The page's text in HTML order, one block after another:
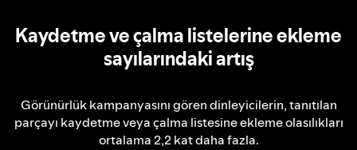
Kaydetme ve çalma listelerine ekleme
sayılarındaki artış
Görünürlük kampanyasını gören dinleyicilerin, tanıtılan
parçayı kaydetme veya çalma listesine ekleme olasılıkları
ortalama 2,2 kat daha fazla.